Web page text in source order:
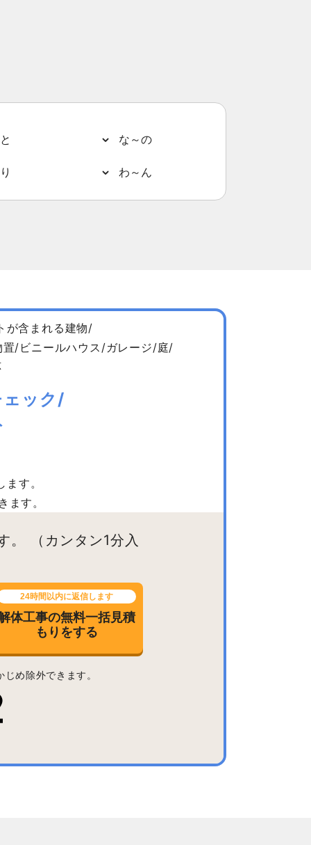
な～の
わ～ん
が含まれる建物/
/ビニールハウス/ガレージ/庭/
ェック/
す。
す。
（カンタン1分入
24時間以内に返信します
体工事の無料一括見積
もりをする
め除外できます。